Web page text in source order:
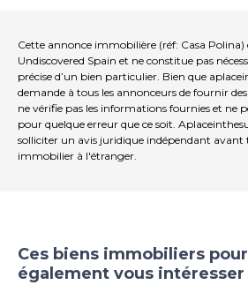
Cette annonce immobilière (réf: Casa
Undiscovered Spain et ne constitue pas
précise d’un bien particulier. Bien que
demande à tous les annonceurs de fournir
ne vérifie pas les informations fournies et ne
pour quelque erreur que ce soit.
solliciter un avis juridique indépendant avant
immobilier à l'étranger.
Ces biens immobiliers
également vous intéresser